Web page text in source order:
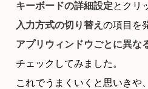
キーボードの詳細設定とクリ
入力方式の切り替え の項目を
アプリウィンドウごとに異な
チェックしてみました。
これでうまくいくと思いきや